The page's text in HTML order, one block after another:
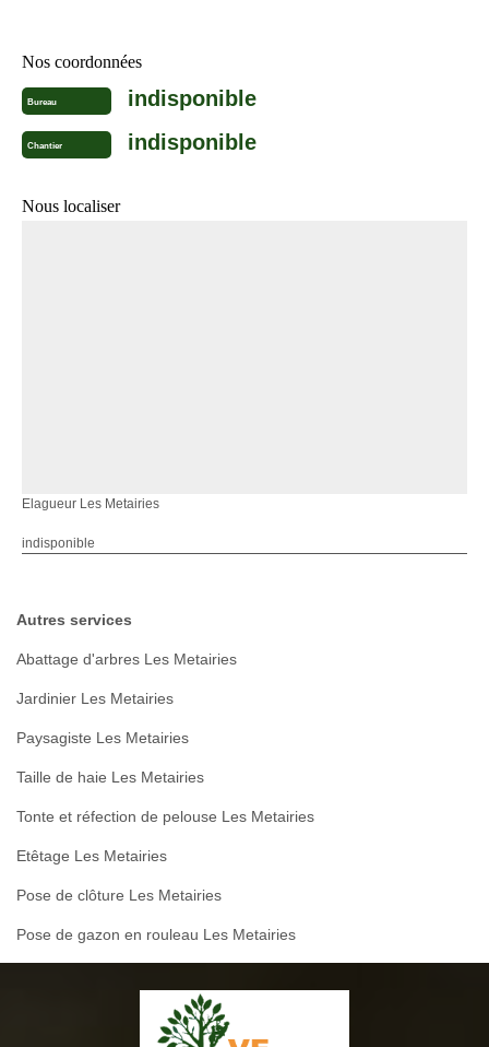
Nos coordonnées
Bureau indisponible
Chantier indisponible
Nous localiser
Elagueur Les Metairies
indisponible
Autres services
Abattage d'arbres Les Metairies
Jardinier Les Metairies
Paysagiste Les Metairies
Taille de haie Les Metairies
Tonte et réfection de pelouse Les Metairies
Etêtage Les Metairies
Pose de clôture Les Metairies
Pose de gazon en rouleau Les Metairies